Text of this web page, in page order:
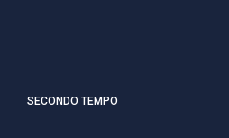
SECONDO TEMPO